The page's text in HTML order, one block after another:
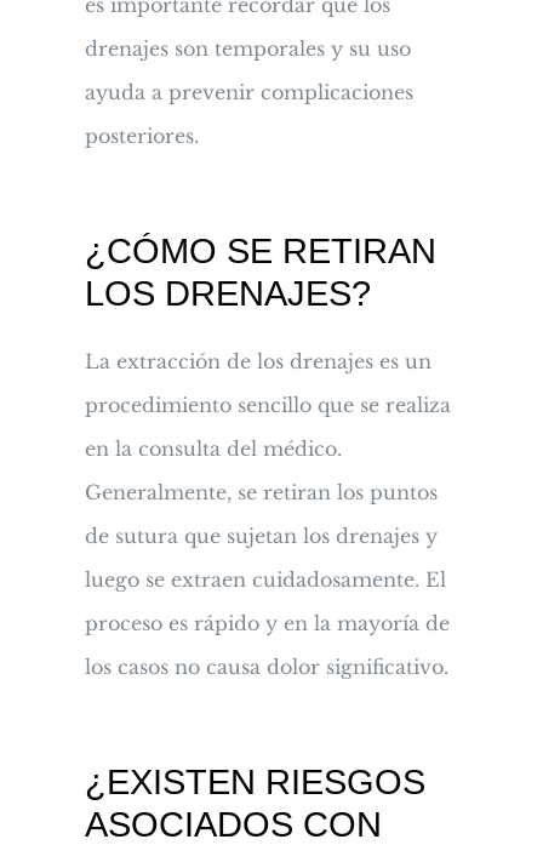
drenajes son temporales y su uso
ayuda a prevenir complicaciones
posteriores.
¿CÓMO SE RETIRAN
LOS DRENAJES?
La extracción de los drenajes es un
procedimiento sencillo que se realiza
en la consulta del médico.
Generalmente, se retiran los puntos
de sutura que sujetan los drenajes y
luego se extraen cuidadosamente. El
proceso es rápido y en la mayoría de
los casos no causa dolor significativo.
¿EXISTEN RIESGOS
ASOCIADOS CON